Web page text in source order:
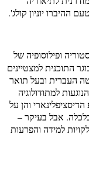
ההיברו יוניון קולג'.
ופילוסופיה של
התוכנית למצטיינים
העברית ובעל תואר
למתודולוגיה
והן על
אבל בעיקר –
למידה והפרעות